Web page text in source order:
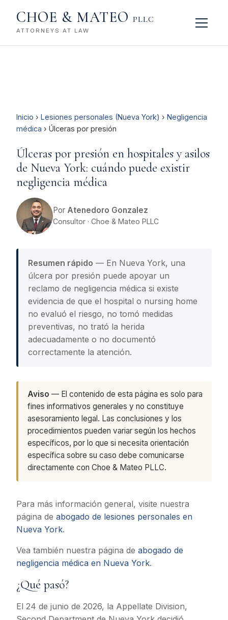
CHOE & MATEO PLLC
ATTORNEYS AT LAW
Inicio › Lesiones personales (Nueva York) › Negligencia
médica › Úlceras por presión
Úlceras por presión en hospitales y asilos
de Nueva York: cuándo puede existir
negligencia médica
Por Atenedoro Gonzalez
Consultor · Choe & Mateo PLLC
Resumen rápido — En Nueva York, una
úlcera por presión puede apoyar un
reclamo de negligencia médica si existe
evidencia de que el hospital o nursing home
no evaluó el riesgo, no tomó medidas
preventivas, no trató la herida
adecuadamente o no documentó
correctamente la atención.
Aviso — El contenido de esta página es solo para
fines informativos generales y no constituye
asesoramiento legal. Las conclusiones y los
procedimientos pueden variar según los hechos
específicos, por lo que si necesita orientación
específica sobre su caso debe comunicarse
directamente con Choe & Mateo PLLC.
Para más información general, visite nuestra
página de abogado de lesiones personales en
Nueva York.
Vea también nuestra página de abogado de
negligencia médica en Nueva York.
¿Qué pasó?
El 24 de junio de 2026, la Appellate Division,